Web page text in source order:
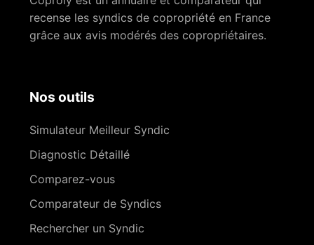
recense les syndics de copropriété en France
grâce aux avis modérés des copropriétaires.
Nos outils
Simulateur Meilleur Syndic
Diagnostic Détaillé
Comparez-vous
Comparateur de Syndics
Rechercher un Syndic